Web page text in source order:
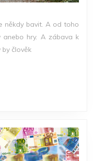
někdy bavit. A od toho
hry. A zábava k
člověk